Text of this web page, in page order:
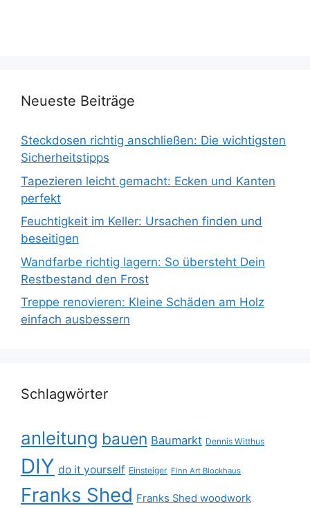
Neueste Beiträge
Steckdosen richtig anschließen: Die wichtigsten
Sicherheitstipps
Tapezieren leicht gemacht: Ecken und Kanten
perfekt
Feuchtigkeit im Keller: Ursachen finden und
beseitigen
Wandfarbe richtig lagern: So übersteht Dein
Restbestand den Frost
Treppe renovieren: Kleine Schäden am Holz
einfach ausbessern
Schlagwörter
anleitung bauen Baumarkt Dennis Witthus
DIY do it yourself Einsteiger Finn Art Blockhaus
Franks Shed Franks Shed woodwork